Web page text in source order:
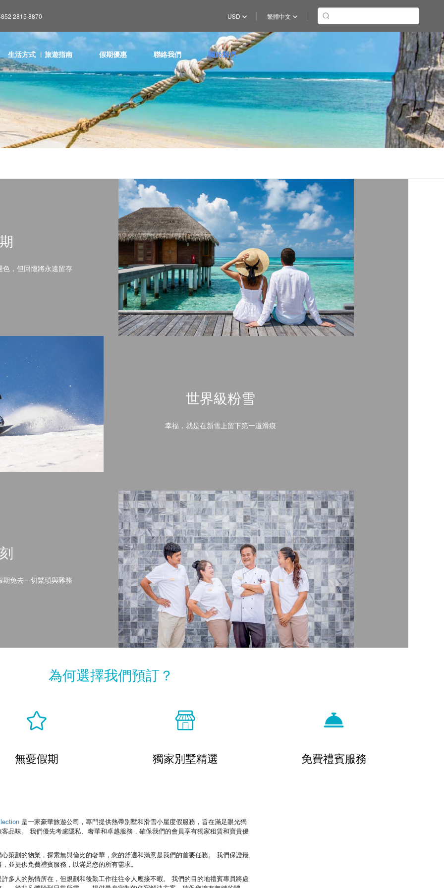
2815 8870 USD 繁體中文
生活方式 ︳旅遊指南 假期優惠 聯絡我們 關於我們
，但回憶將永遠留存
世界級粉雪
幸福，就是在新雪上留下第一道滑痕
免去一切繁瑣與雜務
為何選擇我們預訂？
無憂假期 獨家別墅精選 免費禮賓服務
是一家豪華旅遊公司，專門提供熱帶別墅和滑雪小屋度假服務，旨在滿足眼光獨
品味。 我們優先考慮隱私、奢華和卓越服務，確保我們的會員享有獨家租賃和寶貴優
策劃的物業，探索無與倫比的奢華，您的舒適和滿意是我們的首要任務。 我們保證最
並提供免費禮賓服務，以滿足您的所有需求。
多人的熱情所在，但規劃和後勤工作往往令人應接不暇。 我們的目的地禮賓專員將處